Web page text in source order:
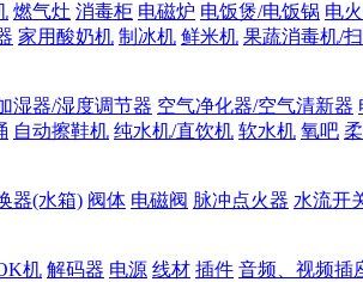
燃气灶 消毒柜 电磁炉 电饭煲/电饭锅 电
家用酸奶机 制冰机 鲜米机 果蔬消毒机/
湿器/湿度调节器 空气净化器/空气清新器
自动擦鞋机 纯水机/直饮机 软水机 氧吧
器(水箱) 阀体 电磁阀 脉冲点火器 水流开
机 解码器 电源 线材 插件 音频、视频插